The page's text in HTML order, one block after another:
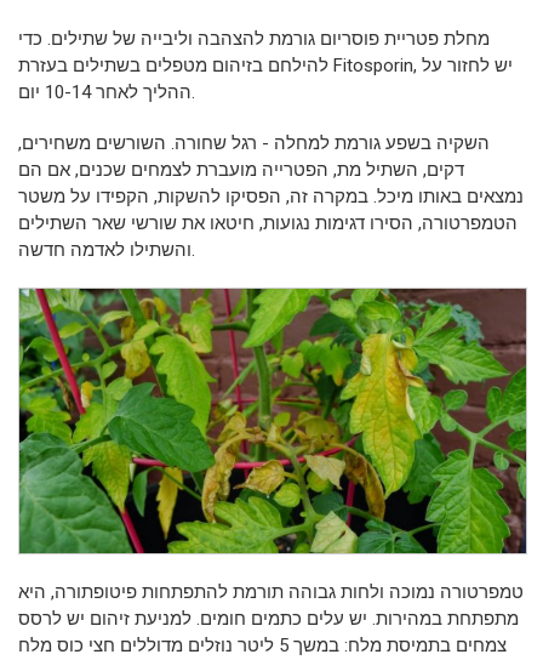
מחלת פטריית פוסריום גורמת להצהבה וליבייה של שתילים. כדי
להילחם בזיהום מטפלים בשתילים בעזרת Fitosporin, יש לחזור על
ההליך לאחר 10-14 יום.
השקיה בשפע גורמת למחלה - רגל שחורה. השורשים משחירים,
דקים, השתיל מת, הפטרייה מועברת לצמחים שכנים, אם הם
נמצאים באותו מיכל. במקרה זה, הפסיקו להשקות, הקפידו על משטר
הטמפרטורה, הסירו דגימות נגועות, חיטאו את שורשי שאר השתילים
והשתילו לאדמה חדשה.
טמפרטורה נמוכה ולחות גבוהה תורמת להתפתחות פיטופתורה, היא
מתפתחת במהירות. יש עלים כתמים חומים. למניעת זיהום יש לרסס
צמחים בתמיסת מלח: במשך 5 ליטר נוזלים מדוללים חצי כוס מלח